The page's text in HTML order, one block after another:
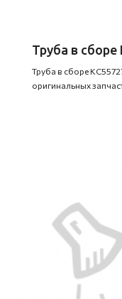
Труба в сборе
Труба в сборе
оригинальных